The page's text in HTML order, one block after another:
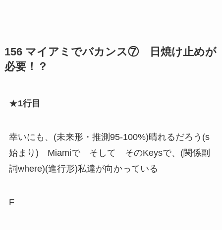
156 マイアミでバカンス⑦ 日焼け止めが
必要！？
★1行目
幸いにも、(未来形・推測95-100%)晴れるだろう(s
始まり) Miamiで そして そのKeysで、(関係副
詞where)(進行形)私達が向かっている
F